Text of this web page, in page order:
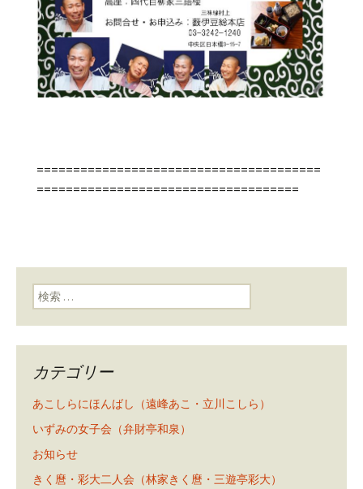
=======================================
====================================
検索:
カテゴリー
あこしらにほんばし（遠峰あこ・立川こしら）
いずみの女子会（弁財亭和泉）
お知らせ
きく麿・彩大二人会（林家きく麿・三遊亭彩大）